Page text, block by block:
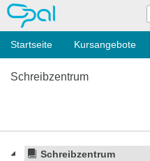
OPAL
Startseite Kursangebote
Schreibzentrum
Schreibzentrum